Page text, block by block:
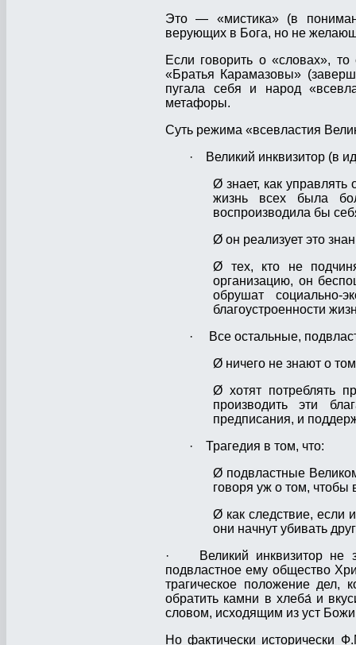
Это — «мистика» (в
верующих в Бога, но не
Если говорить о «словах»,
«Братья Карамазовы»
пугала себя и народ
метафоры.
Суть режима «всевластия
· Великий инквизитор (в
Ø знает, как
жизнь всех была
воспроизводила бы
Ø он реализует это
Ø тех, кто не
организацию, он
обрушат социально-
благоустроенности
· Все остальные,
Ø ничего не знают о
Ø хотят потреблять
производить эти
предписания, и
· Трагедия в том, что:
Ø подвластные
говоря уж о том, чтобы
Ø как следствие, если
они начнут убивать
· Великий инквизитор не
подвластное ему общество
трагическое положение дел,
обратить камни в хлеба́ и
словом, исходящим из уст
Но фактически исторически